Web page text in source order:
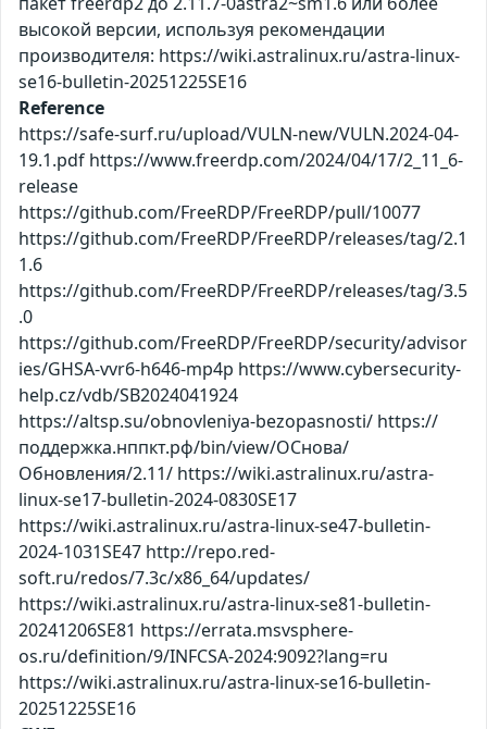
высокой версии, используя рекомендации
производителя: https://wiki.astralinux.ru/astra-linux-
se16-bulletin-20251225SE16
Reference
https://safe-surf.ru/upload/VULN-new/VULN.2024-04-
19.1.pdf https://www.freerdp.com/2024/04/17/2_11_6-
release
https://github.com/FreeRDP/FreeRDP/pull/10077
https://github.com/FreeRDP/FreeRDP/releases/tag/2.1
1.6
https://github.com/FreeRDP/FreeRDP/releases/tag/3.5
.0
https://github.com/FreeRDP/FreeRDP/security/advisor
ies/GHSA-vvr6-h646-mp4p https://www.cybersecurity-
help.cz/vdb/SB2024041924
https://altsp.su/obnovleniya-bezopasnosti/ https://
поддержка.нппкт.рф/bin/view/ОСнова/
Обновления/2.11/ https://wiki.astralinux.ru/astra-
linux-se17-bulletin-2024-0830SE17
https://wiki.astralinux.ru/astra-linux-se47-bulletin-
2024-1031SE47 http://repo.red-
soft.ru/redos/7.3c/x86_64/updates/
https://wiki.astralinux.ru/astra-linux-se81-bulletin-
20241206SE81 https://errata.msvsphere-
os.ru/definition/9/INFCSA-2024:9092?lang=ru
https://wiki.astralinux.ru/astra-linux-se16-bulletin-
20251225SE16